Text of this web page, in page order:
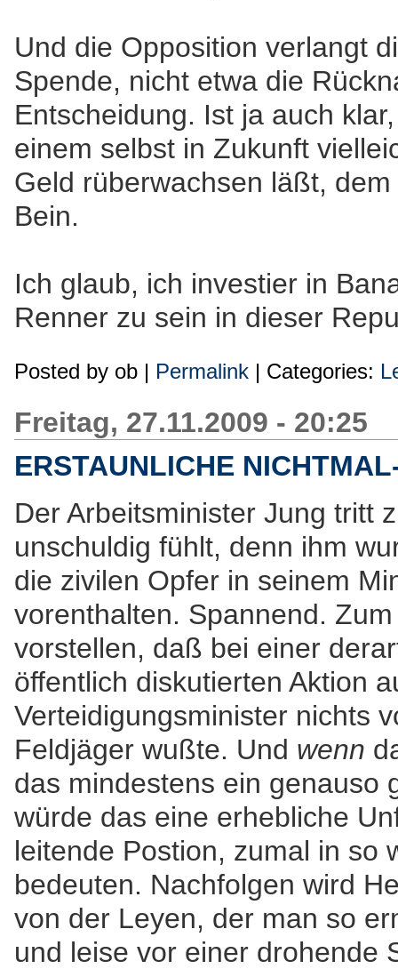
Und die Opposition verlangt
Spende, nicht etwa die
Entscheidung. Ist ja auch
einem selbst in Zukunft
Geld rüberwachsen läßt,
Bein.
Ich glaub, ich investier in
Renner zu sein in dieser
Posted by ob | Permalink | Categories:
Freitag, 27.11.2009 - 20:25
ERSTAUNLICHE
Der Arbeitsminister Jung tritt
unschuldig fühlt, denn ihm
die zivilen Opfer in seinem
vorenthalten. Spannend.
vorstellen, daß bei einer
öffentlich diskutierten Aktion
Verteidigungsminister nichts
Feldjäger wußte. Und wenn
das mindestens ein genauso
würde das eine erhebliche
leitende Postion, zumal in so
bedeuten. Nachfolgen wird
von der Leyen, der man so
und leise vor einer drohende